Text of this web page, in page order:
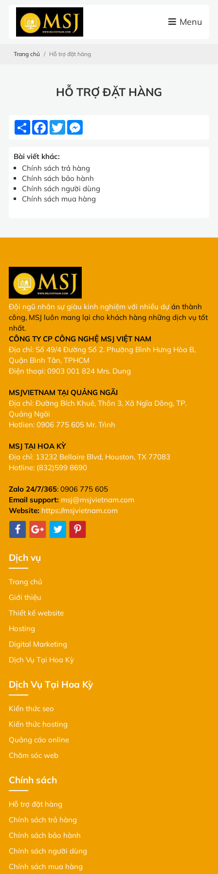
Menu
Trang chủ Hỗ trợ đặt hàng
HỖ TRỢ ĐẶT HÀNG
ShareFacebook
TwitterMessenger
Bài viết khác:
Chính sách trả hàng
Chính sách bảo hành
Chính sách người dùng
Chính sách mua hàng
Đội ngũ nhân sự giàu kinh nghiệm với nhiều dựán thành
công, MSJ luôn mang lại cho khách hàng những dịch vụ tốt
nhất.
CÔNG TY CP CÔNG NGHỆ MSJ VIỆT NAM
Địa chỉ: Số 49/4 Đường Số 2. Phường Bình Hưng Hòa B,
Quận Bình Tân, TPHCM
Điện thoại: 0903 001 824 Mrs. Dung
MSJVIETNAM TẠI QUẢNG NGÃI
Địa chỉ: Đường Bích Khuê, Thôn 3, Xã Ngĩa Dõng, TP.
Quảng Ngãi
Hotlien: 0906 775 605 Mr. Trình
MSJ TẠI HOA KỲ
Địa chỉ: 13232 Bellaire Blvd, Houston, TX 77083
Hotline: (832)599 8690
Zalo 24/7/365: 0906 775 605
Email support: msj@msjvietnam.com
Website: https://msjvietnam.com
Dịch vụ
Trang chủ
Giới thiệu
Thiết kế website
Hosting
Digital Marketing
Dịch Vụ Tại Hoa Kỳ
Dịch Vụ Tại Hoa Kỳ
Kiến thức seo
Kiến thức hosting
Quảng cáo online
Chăm sóc web
Chính sách
Hỗ trợ đặt hàng
Chính sách trả hàng
Chính sách bảo hành
Chính sách người dùng
Chính sách mua hàng